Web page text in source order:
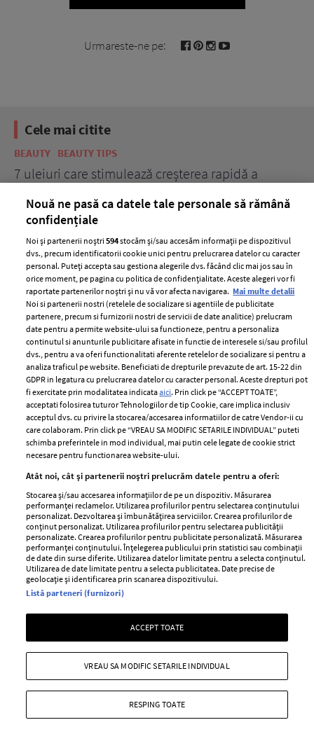
Urmareste-ne pe:
Cele mai citite
BEAUTY BEAUTY TIPS
7 uleiuri care stimulează creșterea rapidă a
ELLE Style Awards
2024
Despre ELLE
Romania
Contact
Abonamente
Termeni si conditii
Politica de
confidențialitate
Politica de cookies
Publicitate
GSP
Unica
Baby
Retete
femei
Viva
Avantaje
Retete practice
Pariază responsabil! Decizia ONJN nr. 821/25.09.2025.
Jocurile de noroc sunt interzise minorilor.
Copyright © 2026 Ringier Romania SRL
Nouă ne pasă ca datele tale personale să rămână
confidențiale
Noi și partenerii noștri594stocăm și/sau accesăm informații pe dispozitivul
dvs., precum identificatorii cookie unici pentru prelucrarea datelor cu caracter
personal. Puteți accepta sau gestiona alegerile dvs. făcând clic mai jos sau în
orice moment, pe pagina cu politica de confidențialitate. Aceste alegeri vor fi
raportate partenerilor noștri și nu vă vor afecta navigarea. Mai multe detalii
Noi si partenerii nostri (retelele de socializare si agentiile de publicitate
partenere, precum si furnizorii nostri de servicii de date analitice) prelucram
date pentru a permite website-ului sa functioneze, pentru a personaliza
continutul si anunturile publicitare afisate in functie de interesele si/sau profilul
dvs., pentru a va oferi functionalitati aferente retelelor de socializare si pentru a
analiza traficul pe website. Beneficiati de drepturile prevazute de art. 15-22 din
GDPR in legatura cu prelucrarea datelor cu caracter personal. Aceste drepturi pot
fi exercitate prin modalitatea indicataaici. Prin click pe “ACCEPT TOATE”,
acceptati folosirea tuturor Tehnologiilor de tip Cookie, care implica inclusiv
acceptul dvs. cu privire la stocarea/accesarea informatiilor de catre Vendor-ii cu
care colaboram. Prin click pe “VREAU SA MODIFIC SETARILE INDIVIDUAL” puteti
schimba preferintele in mod individual, mai putin cele legate de cookie strict
necesare pentru functionarea website-ului.
Atât noi, cât și partenerii noștri prelucrăm datele pentru a oferi:
Stocarea și/sau accesarea informațiilor de pe un dispozitiv. Măsurarea
performanței reclamelor. Utilizarea profilurilor pentru selectarea conținutului
personalizat. Dezvoltarea și îmbunătățirea serviciilor. Crearea profilurilor de
conținut personalizat. Utilizarea profilurilor pentru selectarea publicității
personalizate. Crearea profilurilor pentru publicitate personalizată. Măsurarea
performanței conținutului. Înțelegerea publicului prin statistici sau combinații
de date din surse diferite. Utilizarea datelor limitate pentru a selecta conținutul.
Utilizarea de date limitate pentru a selecta publicitatea. Date precise de
geolocație și identificarea prin scanarea dispozitivului.
Listă parteneri (furnizori)
ACCEPT TOATE
RESPING TOATE
VREAU SA MODIFIC SETARILE INDIVIDUAL